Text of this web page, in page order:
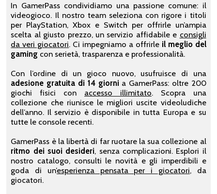
In GamerPass condividiamo una passione comune: il
videogioco. Il nostro team seleziona con rigore i titoli
per PlayStation, Xbox e Switch per offrirle un’ampia
scelta al giusto prezzo, un servizio affidabile e consigli
da veri giocatori. Ci impegniamo a offrirle il meglio del
gaming con serietà, trasparenza e professionalità.
Con l’ordine di un gioco nuovo, usufruisce di una
adesione gratuita di 14 giorni a GamerPass: oltre 200
giochi fisici con accesso illimitato. Scopra una
collezione che riunisce le migliori uscite videoludiche
dell’anno. Il servizio è disponibile in tutta Europa e su
tutte le console recenti.
GamerPass è la libertà di far ruotare la sua collezione al
ritmo dei suoi desideri, senza complicazioni. Esplori il
nostro catalogo, consulti le novità e gli imperdibili e
goda di un’esperienza pensata per i giocatori, da
giocatori.